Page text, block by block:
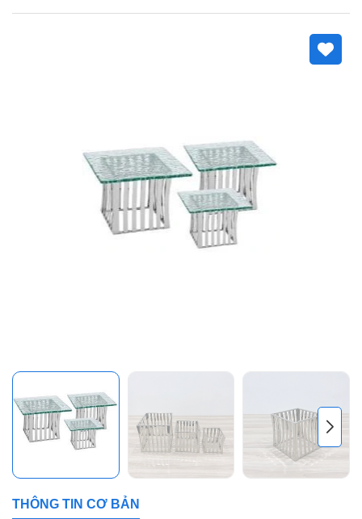
THÔNG TIN CƠ BẢN
Mã giảm giá:
Ngày hết hạn: